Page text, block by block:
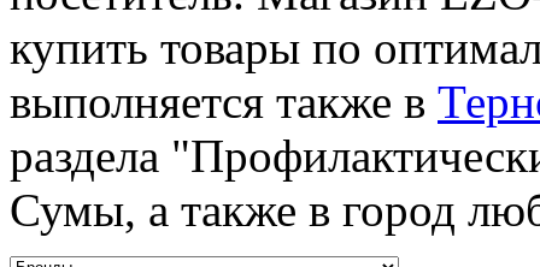
купить товары по
выполняется также в
раздела
Сумы, а также в город